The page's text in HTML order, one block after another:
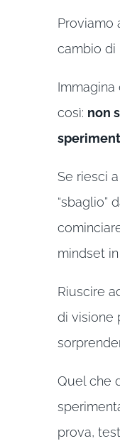
Proviamo
cambio di
Immagina
così: non
Se riesci
“sbaglio”
mindset
Riuscire
di visione
Quel che
prova,